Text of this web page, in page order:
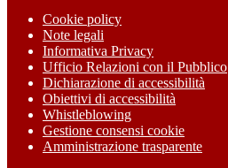
Cookie policy
Note legali
Informativa Privacy
Ufficio Relazioni con il Pubblico
Dichiarazione di accessibilità
Obiettivi di accessibilità
Whistleblowing
Gestione consensi cookie
Amministrazione trasparente